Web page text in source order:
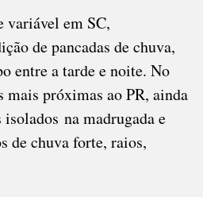
variável em SC,
de pancadas de chuva,
entre a tarde e noite. No
mais próximas ao PR, ainda
na madrugada e
de chuva forte, raios,